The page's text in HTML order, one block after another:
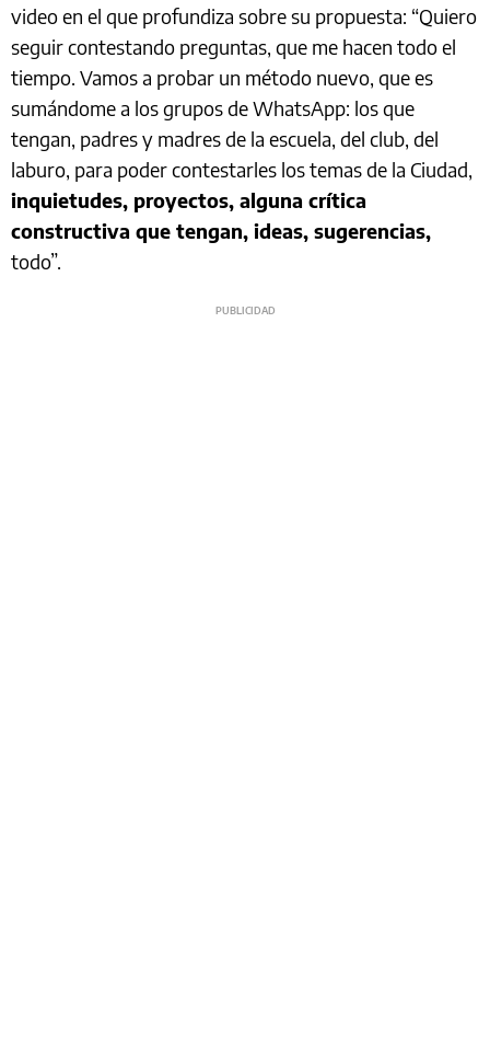
video en el que profundiza sobre su propuesta: “Quiero
seguir contestando preguntas, que me hacen todo el
tiempo. Vamos a probar un método nuevo, que es
sumándome a los grupos de WhatsApp: los que
tengan, padres y madres de la escuela, del club, del
laburo, para poder contestarles los temas de la Ciudad,
inquietudes, proyectos, alguna crítica
constructiva que tengan, ideas, sugerencias,
todo”.